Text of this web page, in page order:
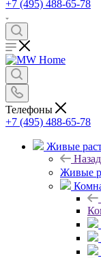
+7 (495) 488-65-78
Телефоны
+7 (495) 488-65-78
Живые
Назад
Живые